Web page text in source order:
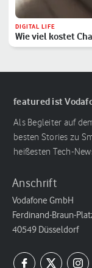
DIGITAL LIFE
Wie viel kostet
featured ist
Als Begleiter auf
besten Stories zu
heißesten Tech-
Anschrift
Vodafone GmbH
Ferdinand-Braun-
40549 Düsseldorf